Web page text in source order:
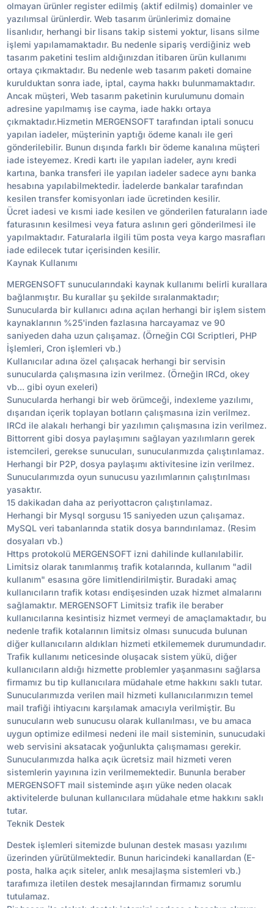
olmayan ürünler register edilmiş (aktif edilmiş) domainler ve
yazılımsal ürünlerdir. Web tasarım ürünlerimiz domaine
lisanlıdır, herhangi bir lisans takip sistemi yoktur, lisans silme
işlemi yapılamamaktadır. Bu nedenle sipariş verdiğiniz web
tasarım paketini teslim aldığınızdan itibaren ürün kullanımı
ortaya çıkmaktadır. Bu nedenle web tasarım paketi domaine
kurulduktan sonra iade, iptal, cayma hakkı bulunmamaktadır.
Ancak müşteri, Web tasarım paketinin kurulumunu domain
adresine yapılmamış ise cayma, iade hakkı ortaya
çıkmaktadır.Hizmetin MERGENSOFT tarafından iptali sonucu
yapılan iadeler, müşterinin yaptığı ödeme kanalı ile geri
gönderilebilir. Bunun dışında farklı bir ödeme kanalına müşteri
iade isteyemez. Kredi kartı ile yapılan iadeler, aynı kredi
kartına, banka transferi ile yapılan iadeler sadece aynı banka
hesabına yapılabilmektedir. İadelerde bankalar tarafından
kesilen transfer komisyonları iade ücretinden kesilir.
Ücret iadesi ve kısmi iade kesilen ve gönderilen faturaların iade
faturasının kesilmesi veya fatura aslının geri gönderilmesi ile
yapılmaktadır. Faturalarla ilgili tüm posta veya kargo masrafları
iade edilecek tutar içerisinden kesilir.
Kaynak Kullanımı
MERGENSOFT sunucularındaki kaynak kullanımı belirli kurallara
bağlanmıştır. Bu kurallar şu şekilde sıralanmaktadır;
Sunucularda bir kullanıcı adına açılan herhangi bir işlem sistem
kaynaklarının %25'inden fazlasına harcayamaz ve 90
saniyeden daha uzun çalışamaz. (Örneğin CGI Scriptleri, PHP
İşlemleri, Cron işlemleri vb.)
Kullanıcılar adına özel çalışacak herhangi bir servisin
sunucularda çalışmasına izin verilmez. (Örneğin IRCd, okey
vb... gibi oyun exeleri)
Sunucularda herhangi bir web örümceği, indexleme yazılımı,
dışarıdan içerik toplayan botların çalışmasına izin verilmez.
IRCd ile alakalı herhangi bir yazılımın çalışmasına izin verilmez.
Bittorrent gibi dosya paylaşımını sağlayan yazılımların gerek
istemcileri, gerekse sunucuları, sunucularımızda çalıştırılamaz.
Herhangi bir P2P, dosya paylaşımı aktivitesine izin verilmez.
Sunucularımızda oyun sunucusu yazılımlarının çalıştırılması
yasaktır.
15 dakikadan daha az periyottacron çalıştırılamaz.
Herhangi bir Mysql sorgusu 15 saniyeden uzun çalışamaz.
MySQL veri tabanlarında statik dosya barındırılamaz. (Resim
dosyaları vb.)
Https protokolü MERGENSOFT izni dahilinde kullanılabilir.
Limitsiz olarak tanımlanmış trafik kotalarında, kullanım "adil
kullanım" esasına göre limitlendirilmiştir. Buradaki amaç
kullanıcıların trafik kotası endişesinden uzak hizmet almalarını
sağlamaktır. MERGENSOFT Limitsiz trafik ile beraber
kullanıcılarına kesintisiz hizmet vermeyi de amaçlamaktadır, bu
nedenle trafik kotalarının limitsiz olması sunucuda bulunan
diğer kullanıcıların aldıkları hizmeti etkilememek durumundadır.
Trafik kullanımı neticesinde oluşacak sistem yükü, diğer
kullanıcıların aldığı hizmette problemler yaşanmasını sağlarsa
firmamız bu tip kullanıcılara müdahale etme hakkını saklı tutar.
Sunucularımızda verilen mail hizmeti kullanıcılarımızın temel
mail trafiği ihtiyacını karşılamak amacıyla verilmiştir. Bu
sunucuların web sunucusu olarak kullanılması, ve bu amaca
uygun optimize edilmesi nedeni ile mail sisteminin, sunucudaki
web servisini aksatacak yoğunlukta çalışmaması gerekir.
Sunucularımızda halka açık ücretsiz mail hizmeti veren
sistemlerin yayınına izin verilmemektedir. Bununla beraber
MERGENSOFT mail sisteminde aşırı yüke neden olacak
aktivitelerde bulunan kullanıcılara müdahale etme hakkını saklı
tutar.
Teknik Destek
Destek işlemleri sitemizde bulunan destek masası yazılımı
üzerinden yürütülmektedir. Bunun haricindeki kanallardan (E-
posta, halka açık siteler, anlık mesajlaşma sistemleri vb.)
tarafımıza iletilen destek mesajlarından firmamız sorumlu
tutulamaz.